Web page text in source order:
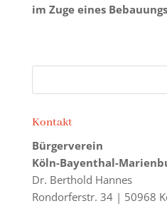
im Zuge eines
Kontakt
Bürgerverein
Köln-Bayenthal-
Dr. Berthold Hannes
Rondorferstr. 34 | 50968